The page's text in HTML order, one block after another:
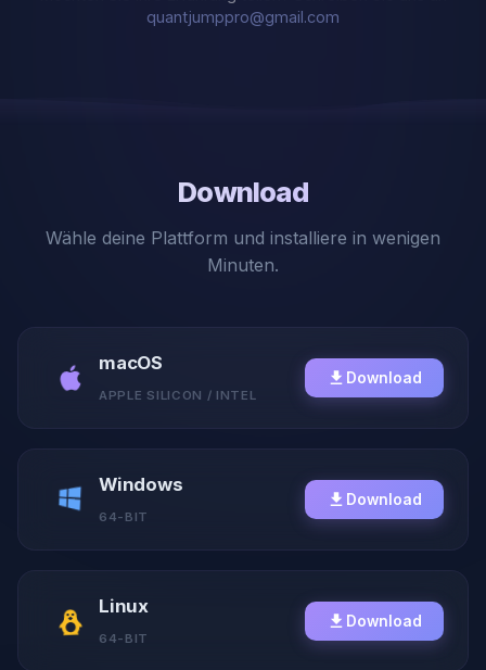
quantjumppro@gmail.com
Download
Wähle deine Plattform und installiere in wenigen
Minuten.
macOS
APPLE SILICON / INTEL
Download
Windows
64-BIT
Download
Linux
64-BIT
Download